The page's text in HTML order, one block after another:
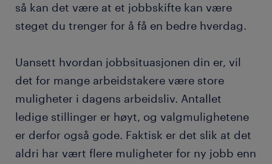
så kan det være at et jobbskifte kan være
steget du trenger for å få en bedre hverdag.
Uansett hvordan jobbsituasjonen din er, vil
det for mange arbeidstakere være store
muligheter i dagens arbeidsliv. Antallet
ledige stillinger er høyt, og valgmulighetene
er derfor også gode. Faktisk er det slik at det
aldri har vært flere muligheter for ny jobb enn